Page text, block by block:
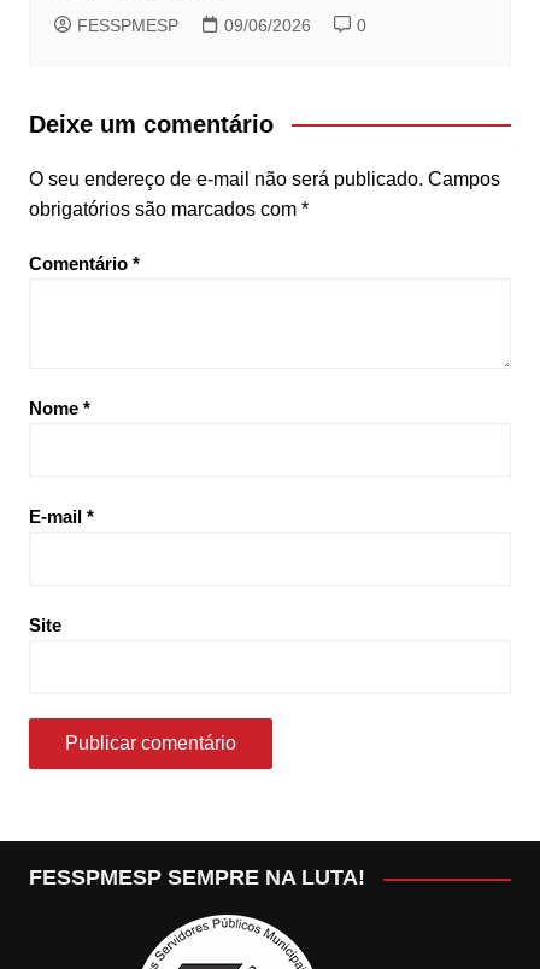
FESSPMESP 09/06/2026 0
Deixe um comentário
O seu endereço de e-mail não será publicado. Campos
obrigatórios são marcados com *
Comentário *
Nome *
E-mail *
Site
FESSPMESP SEMPRE NA LUTA!